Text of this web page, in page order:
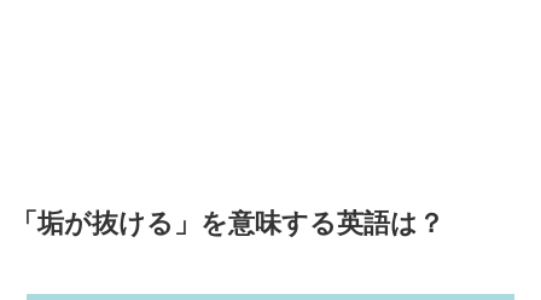
「垢が抜ける」を意味する英語は？